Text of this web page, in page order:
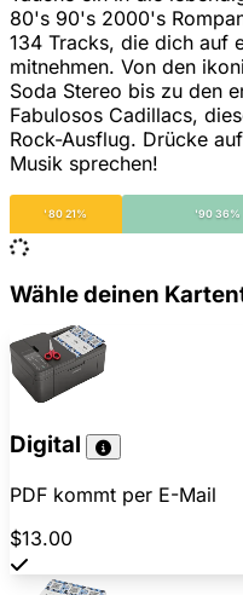
80's 90's 2000's
134 Tracks, die dich auf
mitnehmen. Von den
Soda Stereo bis zu den
Fabulosos Cadillacs,
Rock-Ausflug. Drücke
Musik sprechen!
'80 21% '90 36%
Wähle deinen
Digital
PDF kommt per E-Mail
$13.00